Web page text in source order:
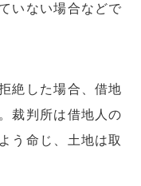
いない場合などで
絶した場合、借地
裁判所は借地人の
う命じ、土地は取